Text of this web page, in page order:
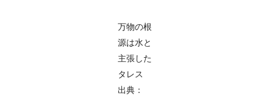
万物の根
源は水と
主張した
タレス
出典：